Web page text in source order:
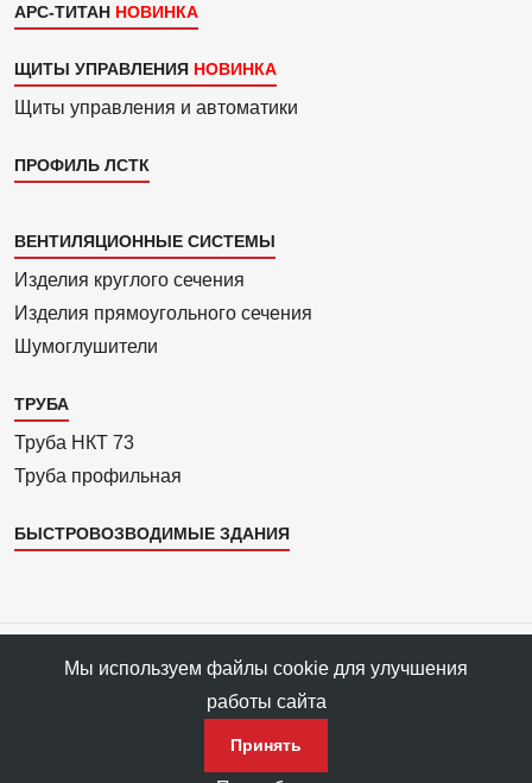
АРС-ТИТАН
ЩИТЫ УПРАВЛЕНИЯ
Щиты управления и автоматики
ПРОФИЛЬ ЛСТК
Каталог
4
ВЕНТИЛЯЦИОННЫЕ СИСТЕМЫ
Изделия круглого сечения
Изделия прямоуголь­ного сечения
Шумоглушители
ТРУБА
Труба НКТ 73
Труба профильная
БЫСТРОВОЗВОДИМЫЕ ЗДАНИЯ
Все права защищены © 1993—2025 АРС-Пром, ПФ «АРС-Пром»
Мы используем файлы cookie для улучшения
работы сайта
Принять